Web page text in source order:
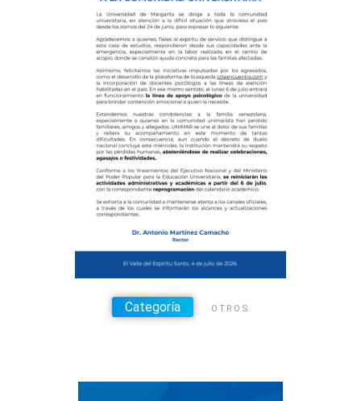
Categoría OTROS